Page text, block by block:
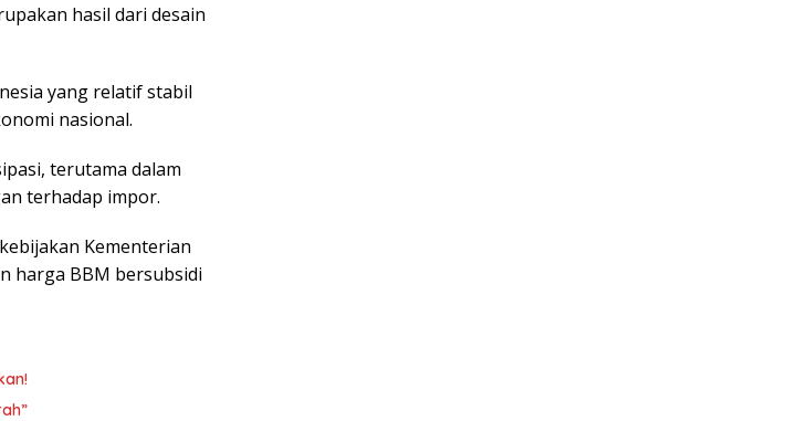
hasil dari desain
yang relatif stabil
nasional.
terutama dalam
terhadap impor.
Kementerian
harga BBM bersubsidi